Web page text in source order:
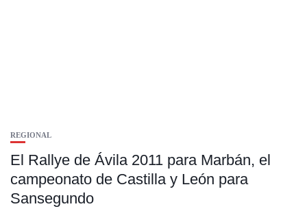
REGIONAL
El Rallye de Ávila 2011 para Marbán, el
campeonato de Castilla y León para
Sansegundo